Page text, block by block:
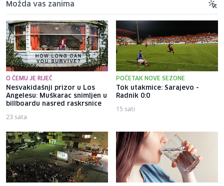
Možda vas zanima
O ČEMU JE RIJEČ
Nesvakidašnji prizor u Los
Angelesu: Muškarac snimljen u
billboardu nasred raskrsnice
23 sata
POČETAK NOVE SEZONE
Tok utakmice: Sarajevo -
Radnik 0:0
15 sati